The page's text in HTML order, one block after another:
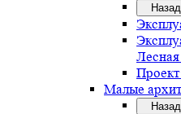
Назад
Лесная
Малые
Назад